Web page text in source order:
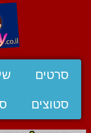
סרטים
סטוצים